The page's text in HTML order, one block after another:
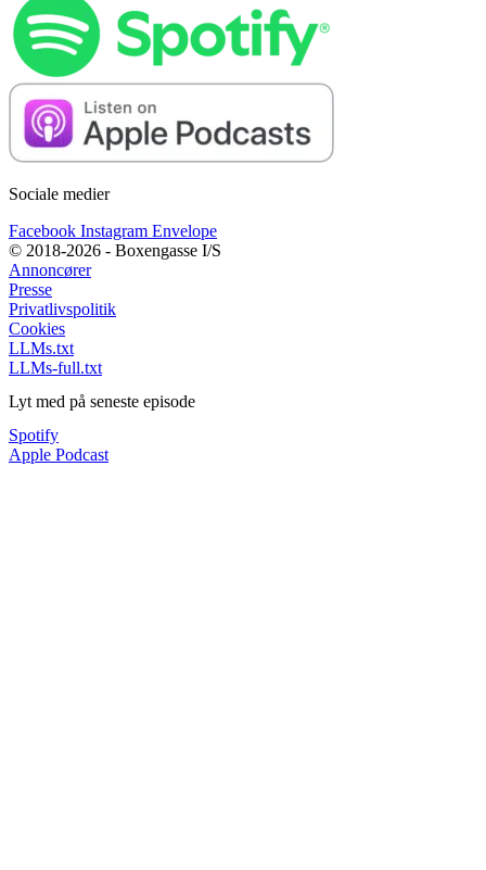
Sociale medier
Facebook Instagram Envelope
© 2018-2026 - Boxengasse I/S
Annoncører
Presse
Privatlivspolitik
Cookies
LLMs.txt
LLMs-full.txt
Lyt med på seneste episode
Spotify
Apple Podcast